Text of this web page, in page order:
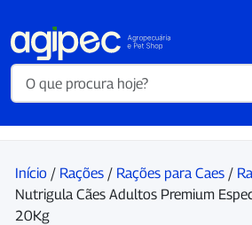
Início / Rações / Rações para Caes /
Nutrigula Cães Adultos Premium
20Kg